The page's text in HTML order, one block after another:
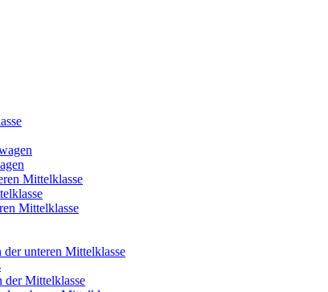
Mittelklasse
Mittelklasse
unteren Mittelklasse
der Mittelklasse